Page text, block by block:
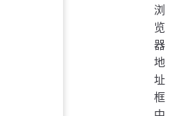
浏
览
器
地
址
框